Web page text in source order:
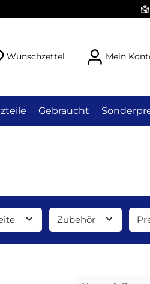
Wunschzettel Du hast 0Mein
Gebraucht
Zubehör